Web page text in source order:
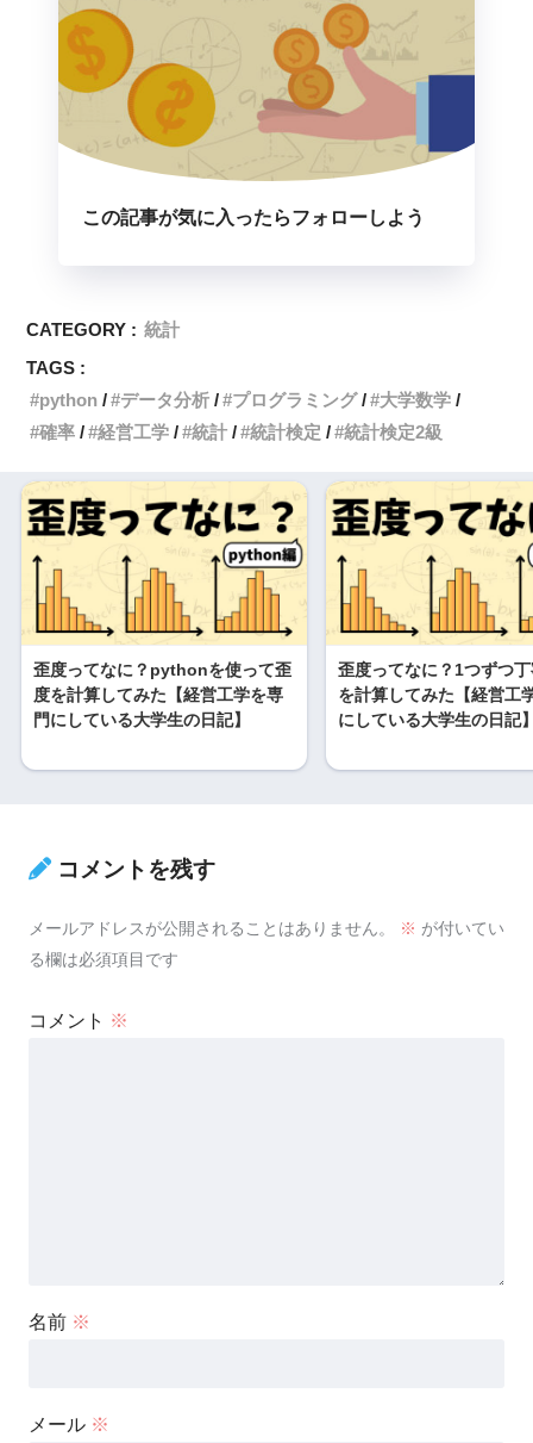
この記事が気に入ったらフォローしよう
CATEGORY : 統計
TAGS :
python
データ分析 プログラミング
大学数学
確率
経営工学 統計 統計検定 統計検定2級
歪度ってなに？pythonを使って歪
度を計算してみた【経営工学を専
門にしている大学生の日記】
歪度ってなに？1つずつ
を計算してみた【経営工
にしている大学生の日記
コメントを残す
メールアドレスが公開されることはありません。 ※ が付いてい
る欄は必須項目です
コメント ※
名前 ※
メール ※